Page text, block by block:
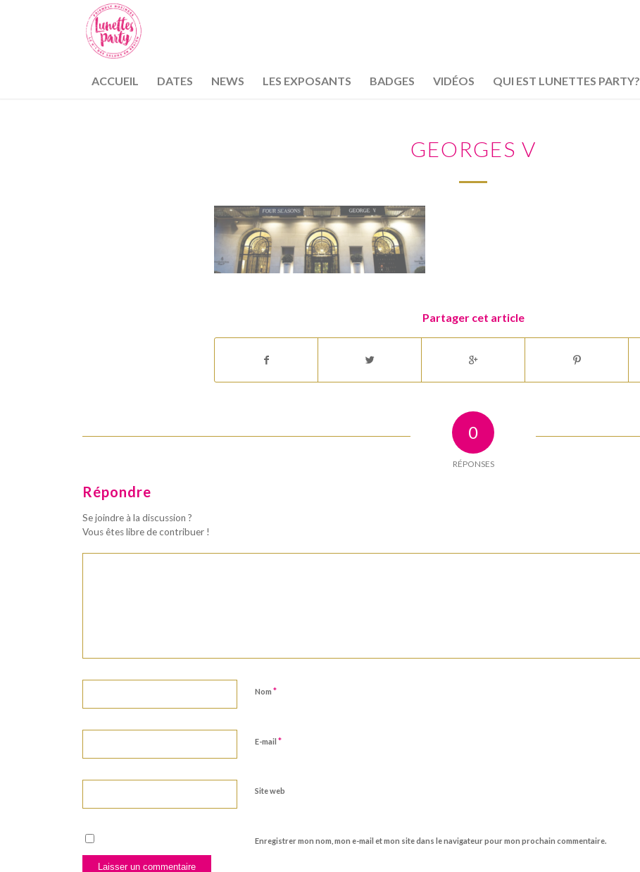
ACCUEIL DATES NEWS LES EXPOSANTS BADGES VIDÉOS QUI EST LUNETTES PARTY?
GEORGES V
Partager cet article
0
RÉPONSES
Répondre
Se joindre à la discussion ?
Vous êtes libre de contribuer !
Nom*
E-mail*
Site web
Enregistrer mon nom, mon e-mail et mon site dans le navigateur pour mon prochain commentaire.